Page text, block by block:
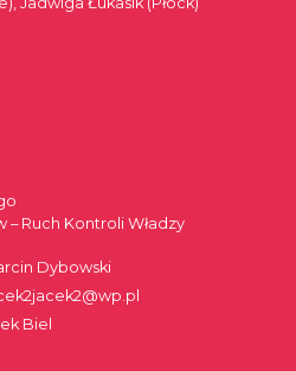
Ruch Kontroli Władzy
Dybowski
Biel